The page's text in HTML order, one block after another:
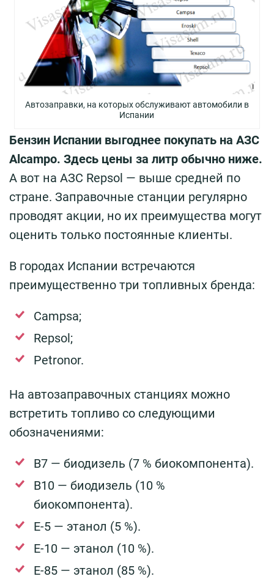
Автозаправки, на которых обслуживают автомобили в
Испании
Бензин Испании выгоднее покупать на АЗС
Alcampo. Здесь цены за литр обычно ниже.
А вот на АЗС Repsol — выше средней по
стране. Заправочные станции регулярно
проводят акции, но их преимущества могут
оценить только постоянные клиенты.
В городах Испании встречаются
преимущественно три топливных бренда:
Campsa;
Repsol;
Petronor.
На автозаправочных станциях можно
встретить топливо со следующими
обозначениями:
В7 — биодизель (7 % биокомпонента).
В10 — биодизель (10 %
биокомпонента).
Е-5 — этанол (5 %).
Е-10 — этанол (10 %).
Е-85 — этанол (85 %).